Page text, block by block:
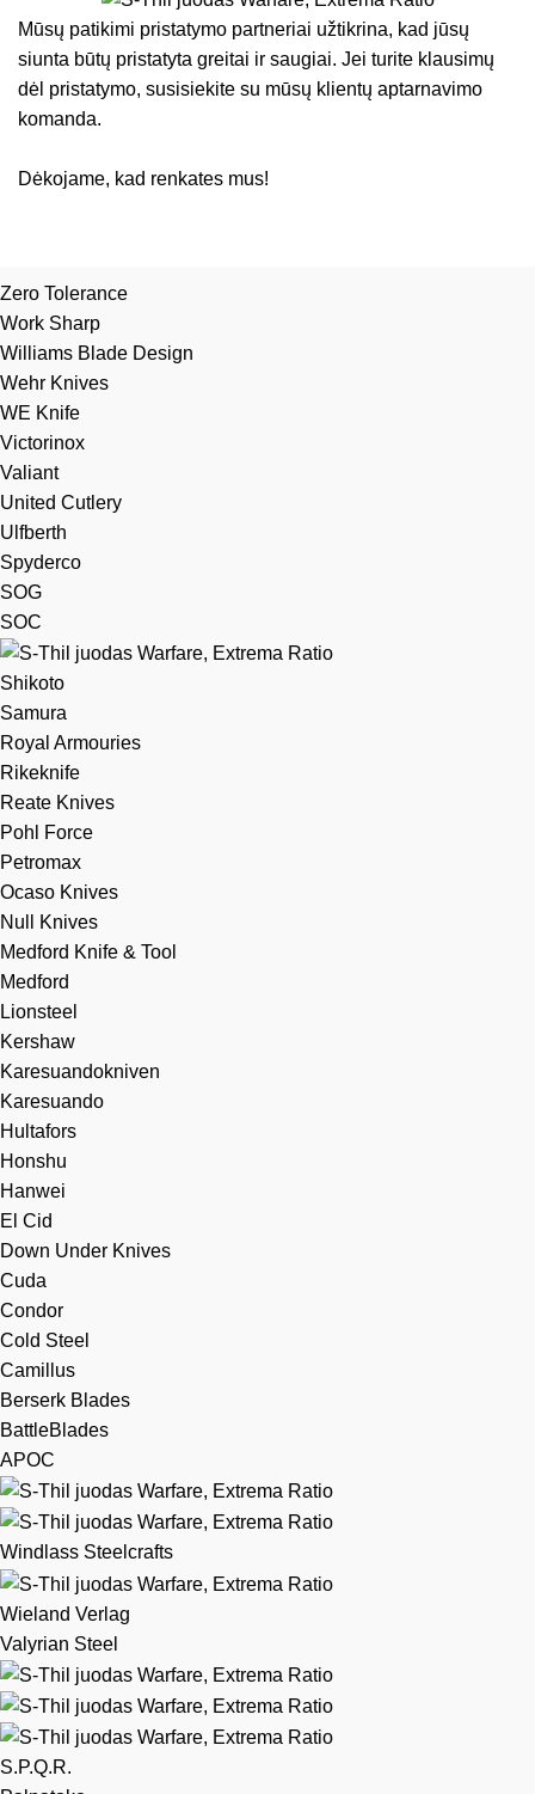
Mūsų patikimi pristatymo partneriai užtikrina, kad jūsų
siunta būtų pristatyta greitai ir saugiai. Jei turite klausimų
dėl pristatymo, susisiekite su mūsų klientų aptarnavimo
komanda.
Dėkojame, kad renkates mus!
Zero Tolerance
Work Sharp
Williams Blade Design
Wehr Knives
WE Knife
Victorinox
Valiant
United Cutlery
Ulfberth
Spyderco
SOG
SOC
Shikoto
Samura
Royal Armouries
Rikeknife
Reate Knives
Pohl Force
Petromax
Ocaso Knives
Null Knives
Medford Knife & Tool
Medford
Lionsteel
Kershaw
Karesuandokniven
Karesuando
Hultafors
Honshu
Hanwei
El Cid
Down Under Knives
Cuda
Condor
Cold Steel
Camillus
Berserk Blades
BattleBlades
APOC
Windlass Steelcrafts
Wieland Verlag
Valyrian Steel
S.P.Q.R.